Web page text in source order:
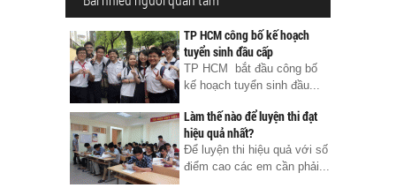
TP HCM công bố kế hoạch
tuyển sinh đầu cấp
TP HCM bắt đầu công bố
kế hoạch tuyển sinh đầu...
Làm thế nào để luyện thi đạt
hiệu quả nhất?
Để luyện thi hiệu quả với số
điểm cao các em cần phải...